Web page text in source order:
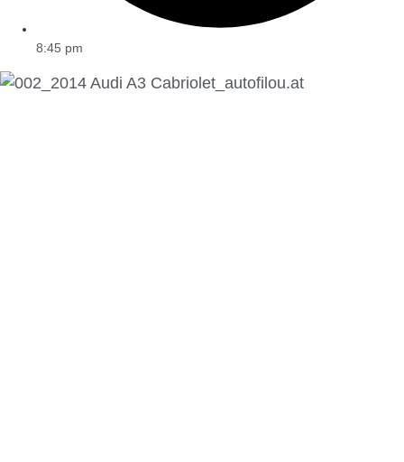
8:45 pm